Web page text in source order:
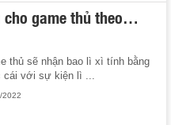
game thủ theo…
thủ sẽ nhận bao lì xì tính bằng
cái với sự kiện lì ...
2022